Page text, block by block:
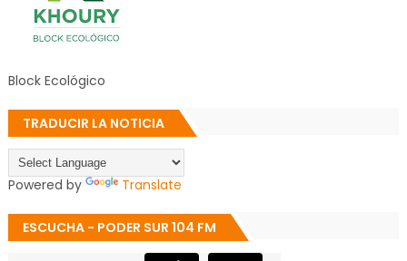
Block Ecológico
TRADUCIR LA NOTICIA
Powered by Translate
ESCUCHA - PODER SUR 104 FM